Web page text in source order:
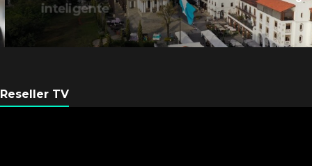
inteligente
Reseller TV